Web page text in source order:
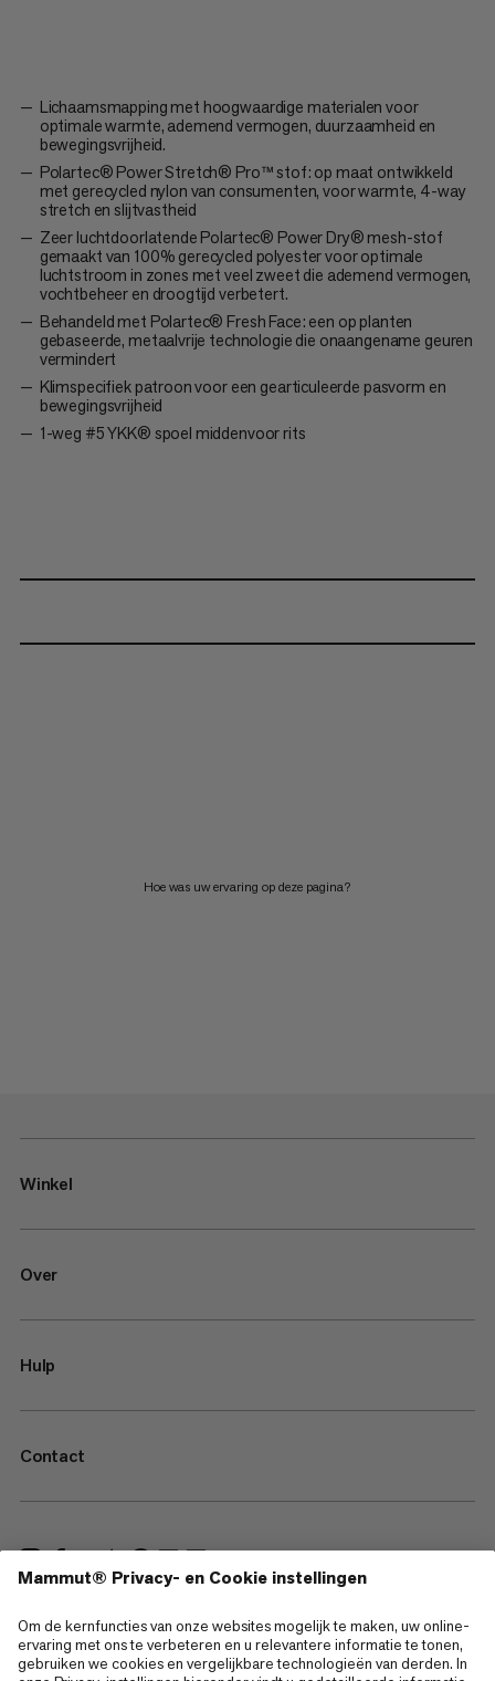
Lichaamsmapping met hoogwaardige materialen voor
optimale warmte, ademend vermogen, duurzaamheid en
bewegingsvrijheid.
Polartec® Power Stretch® Pro™ stof: op maat ontwikkeld
met gerecycled nylon van consumenten, voor warmte, 4-way
stretch en slijtvastheid
Zeer luchtdoorlatende Polartec® Power Dry® mesh-stof
gemaakt van 100% gerecycled polyester voor optimale
luchtstroom in zones met veel zweet die ademend vermogen,
vochtbeheer en droogtijd verbetert.
Behandeld met Polartec® Fresh Face: een op planten
gebaseerde, metaalvrije technologie die onaangename geuren
vermindert
Klimspecifiek patroon voor een gearticuleerde pasvorm en
bewegingsvrijheid
1-weg #5 YKK® spoel middenvoor rits
Hoe was uw ervaring op deze pagina?
Winkel
Over
Hulp
Contact
—